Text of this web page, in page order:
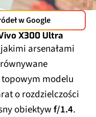
w Google
X300 Ultra
arsenałami
modelu
o rozdzielczości
obiektywf/1.4.